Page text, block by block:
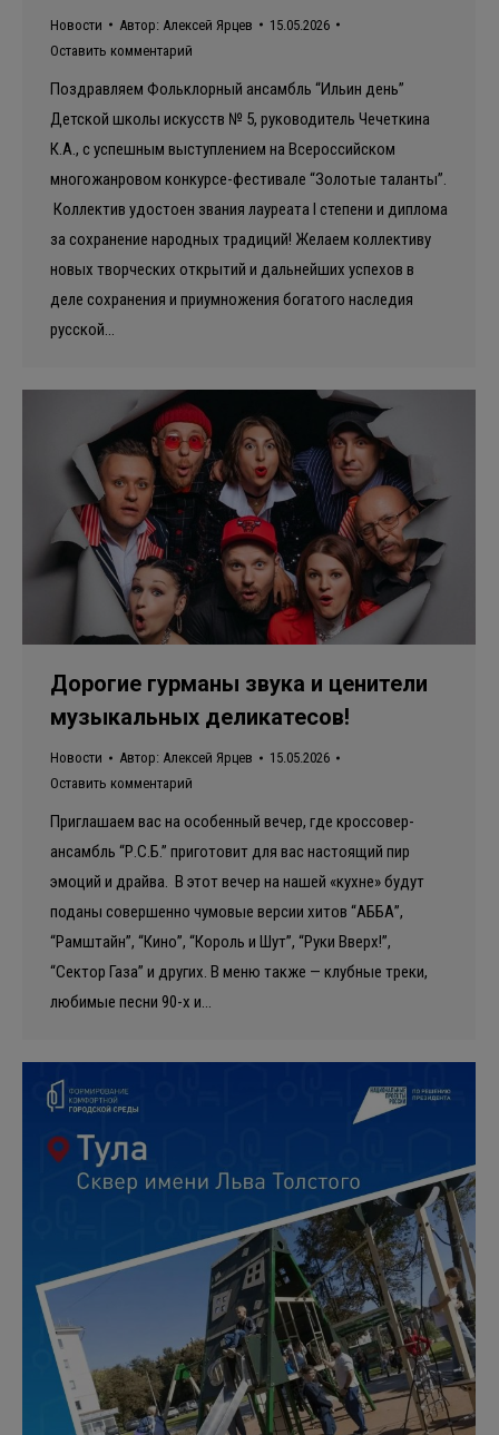
Новости Автор: Алексей Ярцев
15.05.2026
Оставить комментарий
Поздравляем Фольклорный ансамбль “Ильин день”
Детской школы искусств № 5, руководитель Чечеткина
К.А., с успешным выступлением на Всероссийском
многожанровом конкурсе-фестивале “Золотые таланты”.
Коллектив удостоен звания лауреата I степени и диплома
за сохранение народных традиций! Желаем коллективу
новых творческих открытий и дальнейших успехов в
деле сохранения и приумножения богатого наследия
русской…
Дорогие гурманы звука и ценители
музыкальных деликатесов!
Новости Автор: Алексей Ярцев
15.05.2026
Оставить комментарий
Приглашаем вас на особенный вечер, где кроссовер-
ансамбль “Р.С.Б.” приготовит для вас настоящий пир
эмоций и драйва. В этот вечер на нашей «кухне» будут
поданы совершенно чумовые версии хитов “АББА”,
“Рамштайн”, “Кино”, “Король и Шут”, “Руки Вверх!”,
“Сектор Газа” и других. В меню также — клубные треки,
любимые песни 90-х и…